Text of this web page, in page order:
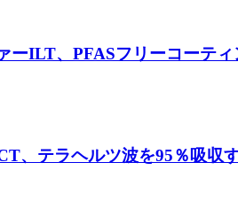
ーILT、PFASフリーコーテ
、テラヘルツ波を95％吸収